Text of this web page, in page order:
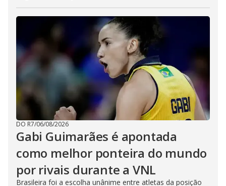
DO R7/06/08/2026
Gabi Guimarães é apontada
como melhor ponteira do mundo
por rivais durante a VNL
Brasileira foi a escolha unânime entre atletas da posição